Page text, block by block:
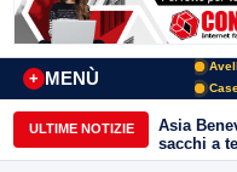
MENÙ
+
ULTIME NOTIZIE
Asia
sacchi a
una